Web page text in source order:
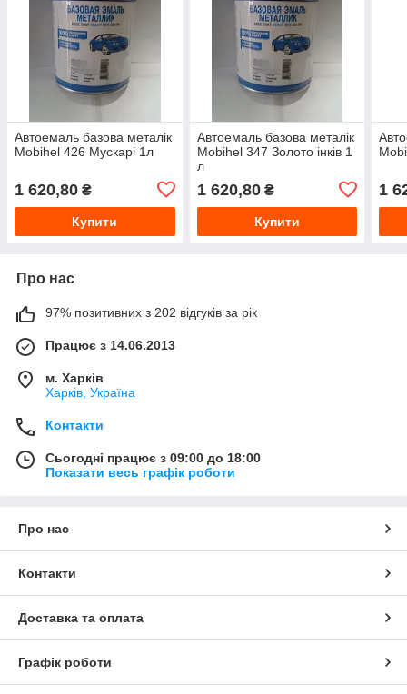
Автоемаль базова металік
Mobihel 426 Мускарі 1л
1 620,80 ₴
Купити
Автоемаль базова металік
Mobihel 347 Золото інків 1
л
1 620,80₴
Купити
1
Про нас
97% позитивних з 202 відгуків за рік
Працює з 14.06.2013
м. Харків
Харків, Україна
Контакти
Сьогодні працює з 09:00 до 18:00
Показати весь графік роботи
Про нас
Контакти
Доставка та оплата
Графік роботи